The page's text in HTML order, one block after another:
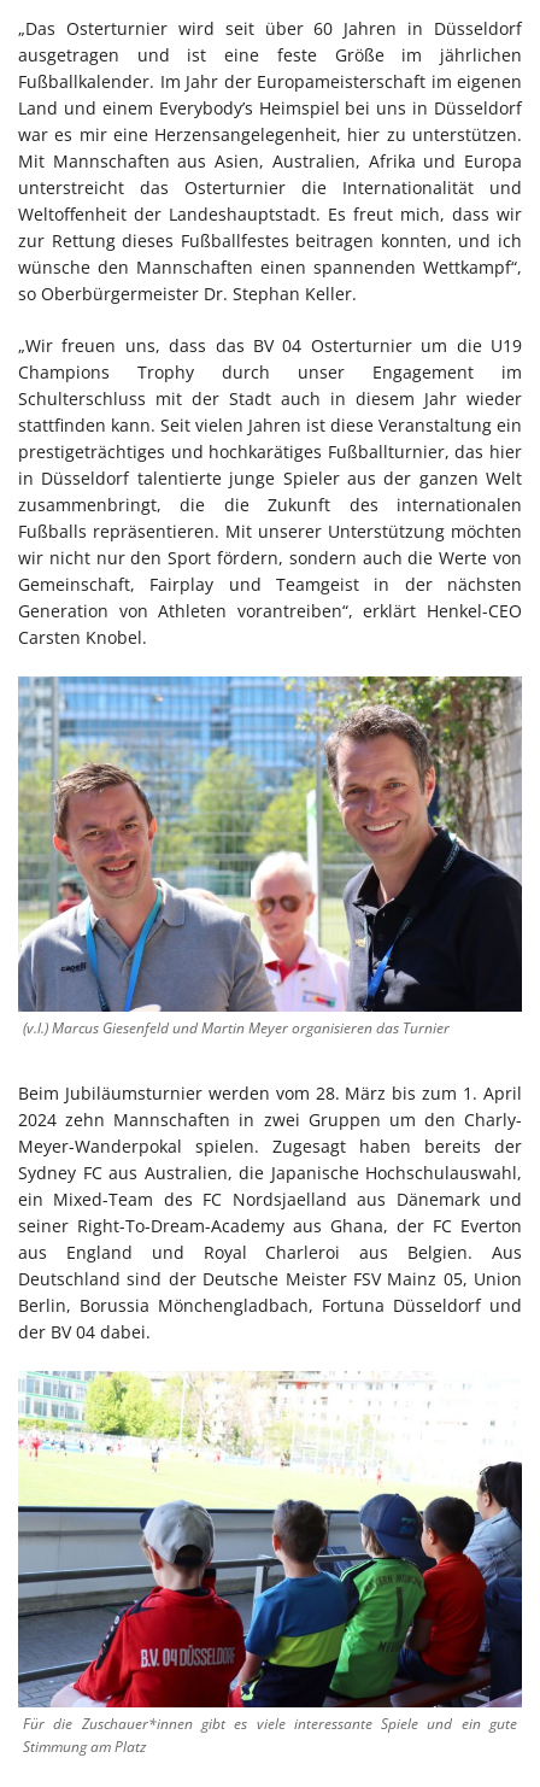
„Das Osterturnier wird seit über 60 Jahren in Düsseldorf
ausgetragen und ist eine feste Größe im jährlichen
Fußballkalender. Im Jahr der Europameisterschaft im eigenen
Land und einem Everybody’s Heimspiel bei uns in Düsseldorf
war es mir eine Herzensangelegenheit, hier zu unterstützen.
Mit Mannschaften aus Asien, Australien, Afrika und Europa
unterstreicht das Osterturnier die Internationalität und
Weltoffenheit der Landeshauptstadt. Es freut mich, dass wir
zur Rettung dieses Fußballfestes beitragen konnten, und ich
wünsche den Mannschaften einen spannenden Wettkampf“,
so Oberbürgermeister Dr. Stephan Keller.
„Wir freuen uns, dass das BV 04 Osterturnier um die U19
Champions Trophy durch unser Engagement im
Schulterschluss mit der Stadt auch in diesem Jahr wieder
stattfinden kann. Seit vielen Jahren ist diese Veranstaltung ein
prestigeträchtiges und hochkarätiges Fußballturnier, das hier
in Düsseldorf talentierte junge Spieler aus der ganzen Welt
zusammenbringt, die die Zukunft des internationalen
Fußballs repräsentieren. Mit unserer Unterstützung möchten
wir nicht nur den Sport fördern, sondern auch die Werte von
Gemeinschaft, Fairplay und Teamgeist in der nächsten
Generation von Athleten vorantreiben“, erklärt Henkel-CEO
Carsten Knobel.
(v.l.) Marcus Giesenfeld und Martin Meyer organisieren das Turnier
Beim Jubiläumsturnier werden vom 28. März bis zum 1. April
2024 zehn Mannschaften in zwei Gruppen um den Charly-
Meyer-Wanderpokal spielen. Zugesagt haben bereits der
Sydney FC aus Australien, die Japanische Hochschulauswahl,
ein Mixed-Team des FC Nordsjaelland aus Dänemark und
seiner Right-To-Dream-Academy aus Ghana, der FC Everton
aus England und Royal Charleroi aus Belgien. Aus
Deutschland sind der Deutsche Meister FSV Mainz 05, Union
Berlin, Borussia Mönchengladbach, Fortuna Düsseldorf und
der BV 04 dabei.
Für die Zuschauer*innen gibt es viele interessante Spiele und ein gute
Stimmung am Platz